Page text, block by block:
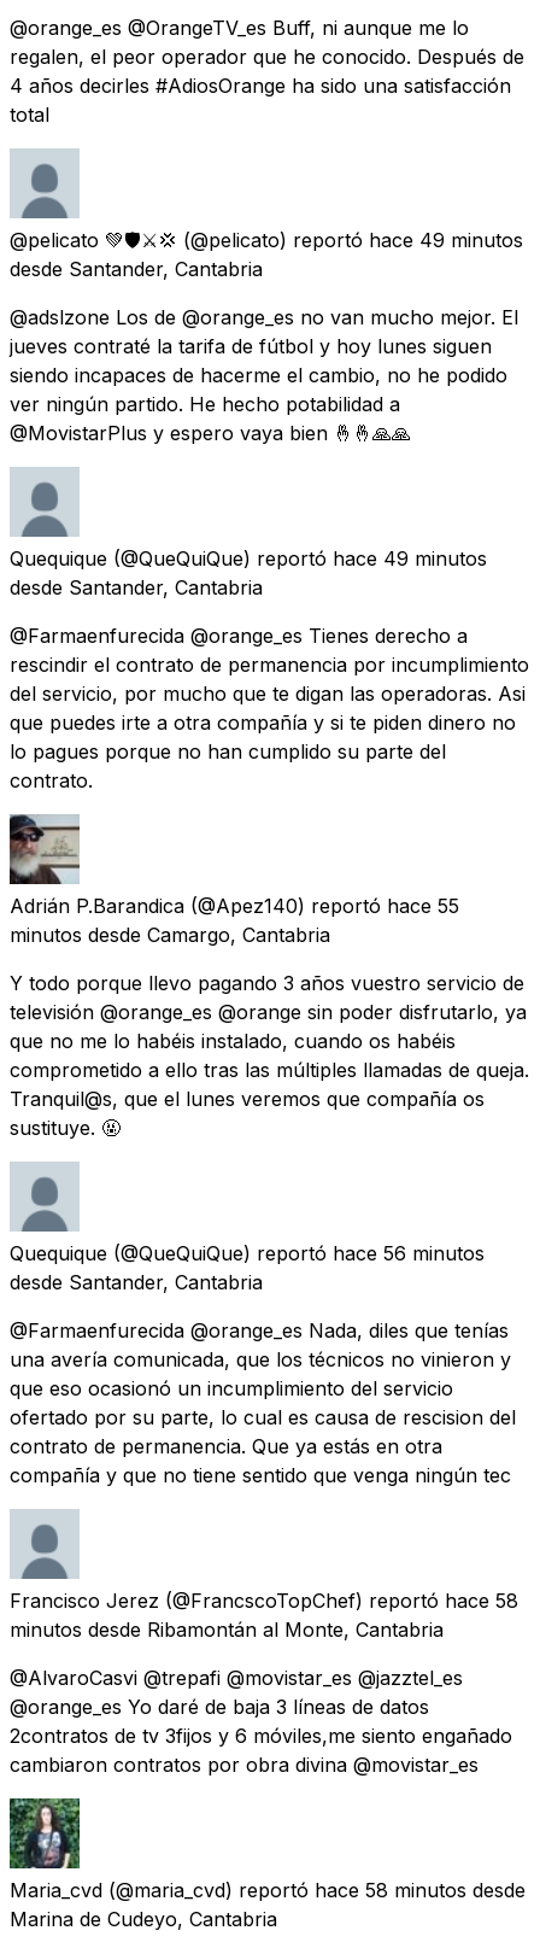
@orange_es @OrangeTV_es Buff, ni aunque me lo
regalen, el peor operador que he conocido. Después de
4 años decirles #AdiosOrange ha sido una satisfacción
total
@pelicato 💚🛡️⚔️💢 (@pelicato) reportó hace 49 minutos
desde Santander, Cantabria
@adslzone Los de @orange_es no van mucho mejor. El
jueves contraté la tarifa de fútbol y hoy lunes siguen
siendo incapaces de hacerme el cambio, no he podido
ver ningún partido. He hecho potabilidad a
@MovistarPlus y espero vaya bien 🤞🤞🙏🙏
Quequique (@QueQuiQue) reportó hace 49 minutos
desde Santander, Cantabria
@Farmaenfurecida @orange_es Tienes derecho a
rescindir el contrato de permanencia por incumplimiento
del servicio, por mucho que te digan las operadoras. Asi
que puedes irte a otra compañía y si te piden dinero no
lo pagues porque no han cumplido su parte del
contrato.
Adrián P.Barandica (@Apez140) reportó hace 55
minutos desde Camargo, Cantabria
Y todo porque llevo pagando 3 años vuestro servicio de
televisión @orange_es @orange sin poder disfrutarlo, ya
que no me lo habéis instalado, cuando os habéis
comprometido a ello tras las múltiples llamadas de queja.
Tranquil@s, que el lunes veremos que compañía os
sustituye. 🤬
Quequique (@QueQuiQue) reportó hace 56 minutos
desde Santander, Cantabria
@Farmaenfurecida @orange_es Nada, diles que tenías
una avería comunicada, que los técnicos no vinieron y
que eso ocasionó un incumplimiento del servicio
ofertado por su parte, lo cual es causa de rescision del
contrato de permanencia. Que ya estás en otra
compañía y que no tiene sentido que venga ningún tec
Francisco Jerez (@FrancscoTopChef) reportó hace 58
minutos desde Ribamontán al Monte, Cantabria
@AlvaroCasvi @trepafi @movistar_es @jazztel_es
@orange_es Yo daré de baja 3 líneas de datos
2contratos de tv 3fijos y 6 móviles,me siento engañado
cambiaron contratos por obra divina @movistar_es
Maria_cvd (@maria_cvd) reportó hace 58 minutos desde
Marina de Cudeyo, Cantabria